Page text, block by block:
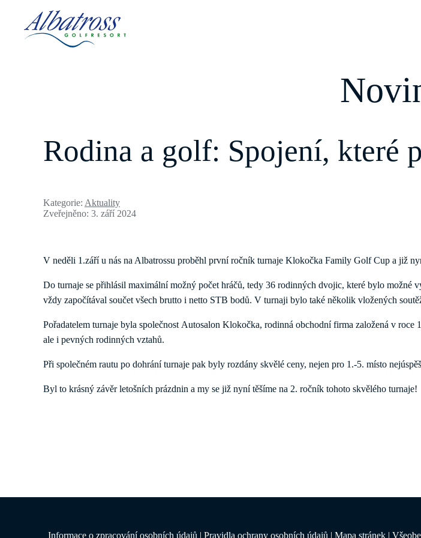
Rodina a golf: Spojení, které
Kategorie: Aktuality
Zveřejněno: 3. září 2024
V neděli 1.září u nás na Albatrossu proběhl první ročník turnaje Klokočka Family Golf Cup a již
Do turnaje se přihlásil maximální možný počet hráčů, tedy 36 rodinných dvojic, které bylo
vždy započítával součet všech brutto i netto STB bodů. V turnaji bylo také několik vložených
Pořadatelem turnaje byla společnost Autosalon Klokočka, rodinná obchodní firma založená v
ale i pevných rodinných vztahů.
Při společném rautu po dohrání turnaje pak byly rozdány skvělé ceny, nejen pro 1.-5. místo
Byl to krásný závěr letošních prázdnin a my se již nyní těšíme na 2. ročník tohoto skvělého turnaje!
Informace o zpracování osobních údajů | Pravidla ochrany osobních údajů | Mapa stránek |